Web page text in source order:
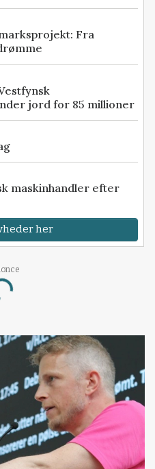
Fra
jord for 85 millioner
maskinhandler efter
her